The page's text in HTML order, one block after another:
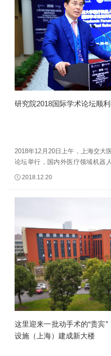
院将全方位协调各科室推动医
究中心工作的开展。
研究院2018国际学术论坛顺
2018年12月20日上午，上海交大
论坛举行，国内外医疗领域机器
院联手各附属医院及国内外协作
和合作前景。活动期间，研究院
胸科医院合作的三大临床联合研
落地转化。
2018.12.20
这里迎来一批动手术的“贵宾
设施（上海）建成新大楼